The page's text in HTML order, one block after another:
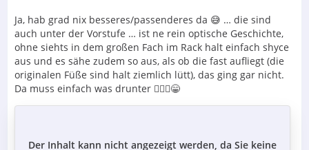
Ja, hab grad nix besseres/passenderes da 😅 … die sind
auch unter der Vorstufe … ist ne rein optische Geschichte,
ohne siehts in dem großen Fach im Rack halt einfach shyce
aus und es sähe zudem so aus, als ob die fast aufliegt (die
originalen Füße sind halt ziemlich lütt), das ging gar nicht.
Da muss einfach was drunter 🤷🏻‍♂️😁
Der Inhalt kann nicht angezeigt werden, da Sie keine